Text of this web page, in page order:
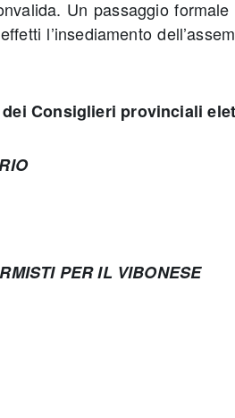
Un passaggio
l’insediamento
Consiglieri provinciali
PER IL VIBONESE